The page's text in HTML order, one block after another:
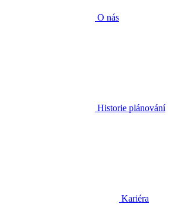
O nás
Historie plánování
Kariéra